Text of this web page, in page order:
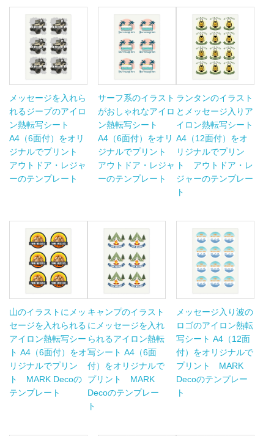
メッセージを入れら
れるジープのアイロ
ン熱転写シート
A4（6面付）をオリ
ジナルでプリント
アウトドア・レジャ
ーのテンプレート
サーフ系のイラスト
がおしゃれなアイロ
ン熱転写シート
A4（6面付）をオリ
ジナルでプリント
アウトドア・レジャ
ーのテンプレート
ランタンのイラスト
とメッセージ入りア
イロン熱転写シート
A4（12面付）をオ
リジナルでプリン
ト アウトドア・レ
ジャーのテンプレー
ト
山のイラストにメッ
セージを入れられる
アイロン熱転写シー
ト A4（6面付）をオ
リジナルでプリン
ト MARK Decoの
テンプレート
キャンプのイラスト
にメッセージを入れ
られるアイロン熱転
写シート A4（6面
付）をオリジナルで
プリント MARK
Decoのテンプレー
ト
メッセージ入り波の
ロゴのアイロン熱転
写シート A4（12面
付）をオリジナルで
プリント MARK
Decoのテンプレー
ト